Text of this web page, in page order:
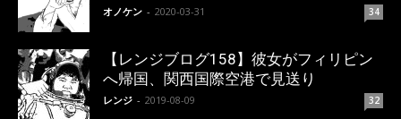
オノケン - 2020-03-31 34
【レンジブログ158】彼女がフィリピン
へ帰国、関西国際空港で見送り
レンジ - 2019-08-09 32